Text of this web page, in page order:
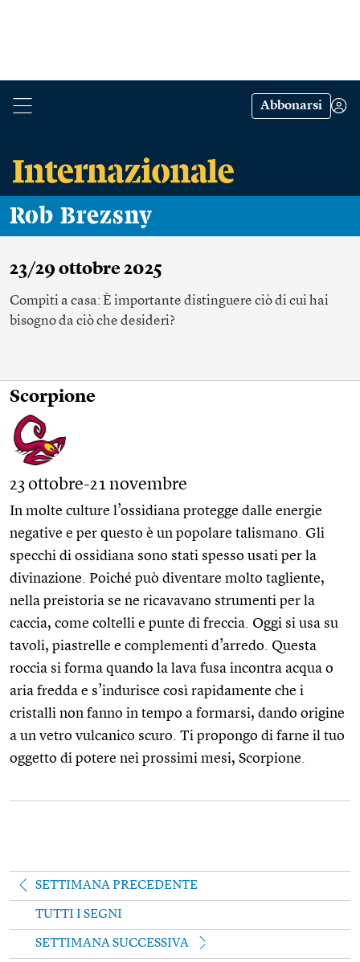
Abbonarsi
Rob Brezsny
23/29 ottobre 2025
Compiti a casa: È importante distinguere ciò di cui hai
bisogno da ciò che desideri?
Scorpione
23 ottobre-21 novembre
In molte culture l’ossidiana protegge dalle energie
negative e per questo è un popolare talismano. Gli
specchi di ossidiana sono stati spesso usati per la
divinazione. Poiché può diventare molto tagliente,
nella preistoria se ne ricavavano strumenti per la
caccia, come coltelli e punte di freccia. Oggi si usa su
tavoli, piastrelle e complementi d’arredo. Questa
roccia si forma quando la lava fusa incontra acqua o
aria fredda e s’indurisce così rapidamente che i
cristalli non fanno in tempo a formarsi, dando origine
a un vetro vulcanico scuro. Ti propongo di farne il tuo
oggetto di potere nei prossimi mesi, Scorpione.
SETTIMANA PRECEDENTE
TUTTI I SEGNI
SETTIMANA SUCCESSIVA